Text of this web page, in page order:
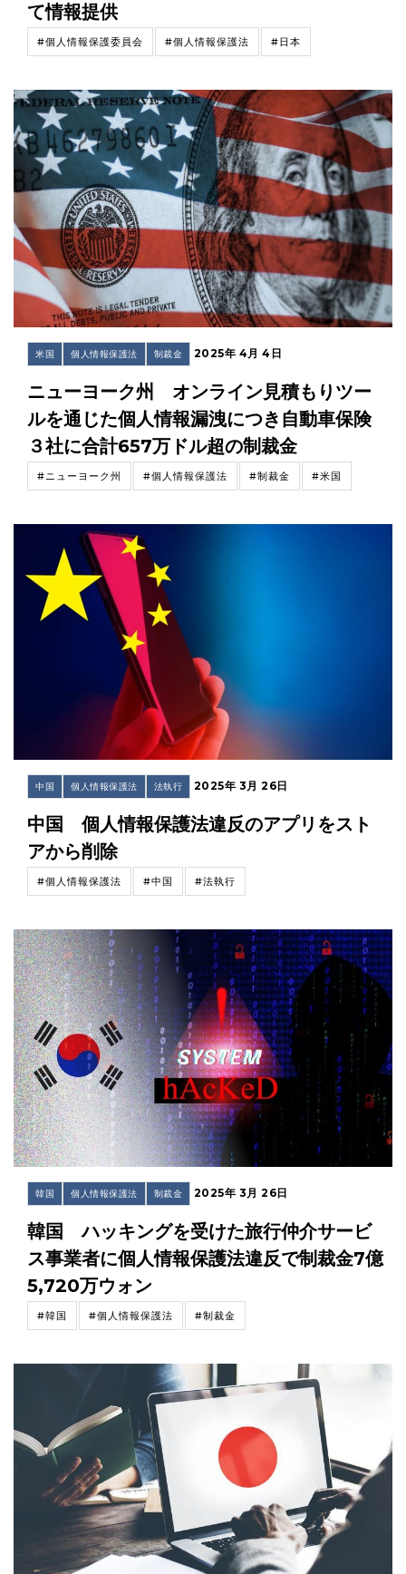
て情報提供
#個人情報保護委員会 #個人情報保護法 #日本
米国 個人情報保護法 制裁金 2025年 4月 4日
ニューヨーク州 オンライン見積もりツー
ルを通じた個人情報漏洩につき自動車保険
３社に合計657万ドル超の制裁金
#ニューヨーク州 #個人情報保護法 #制裁金 #米国
中国 個人情報保護法 法執行 2025年 3月 26日
中国 個人情報保護法違反のアプリをスト
アから削除
#個人情報保護法 #中国 #法執行
韓国 個人情報保護法 制裁金 2025年 3月 26日
韓国 ハッキングを受けた旅行仲介サービ
ス事業者に個人情報保護法違反で制裁金7億
5,720万ウォン
#韓国 #個人情報保護法 #制裁金